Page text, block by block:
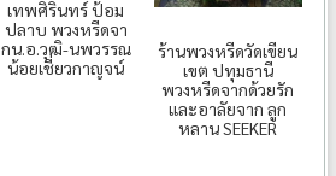
เทพศิรินทร์ ป้อม
ปลาบ พวงหรีดจา
กน.อ.วุฒิ-นพวรรณ
น้อยเชี่ยวกาญจน์
ร้านพวงหรีดวัดเขียน
เขต ปทุมธานี
พวงหรีดจากด้วยรัก
และอาลัยจาก ลูก
หลาน SEEKER